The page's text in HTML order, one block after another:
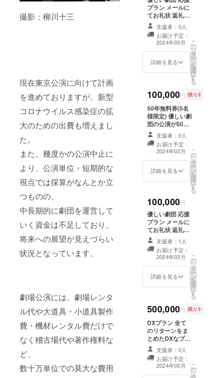
撮影：柳川十三
現在東京公演に向けて計画
を進めておりますが、新型
コロナウイルス感染症の拡
大のための出費も増えまし
た。
また、幾度かの公演中止に
より、公演単位・短期的な
視点では採算がなんとか立
つものの、
中長期的に劇団を運営して
いく資金は不足しており、
将来への展望が見えづらい
状況となっています。
劇場公演には、劇場レンタ
ル代や大道具・小道具製作
費・機材レンタル費だけで
なく稽古場代や著作権料な
ど、
数十万単位での莫大な費用
いたし
ます。
にご相
談の
上、名
古屋か
らの交
担願い
ます。
※2 実施
時期は
お届け
予定の
日程と
は異な
る可能
性がご
ざいま
す。 ※2
実施時
期はお
届け予
定の日
程とは
異なる
可能性
がござ
いま
場合は
CAMPFIREにて
使用されている
ハンドルネーム
を使用させて頂
きますのでご了
承ください。ま
た、特定の人物
を比喩するお名
前や公序良俗に
る事がございま
す。ご注意くだ
さい。
プラン メールに
てお礼状 返礼品
をお届けしない
プランです。
支援者：0人
お届け予定：
2024年03月
詳細を見る
こ
の
リ
タ
ー
ン
を
選
択
す
る
100,000円 残り5
50年無料券(5名
様限定) 優しい劇
団の公演が50年
間(2023年4月1
日から2073年4
月1日まで)無料
で観劇いただけ
ます。毎公演に
つき無料チケッ
ト2枚を提供する
支援者：0人
お届け予定：
2024年03月
詳細を見る
こ
の
リ
タ
ー
ン
を
選
択
す
る
100,000円
優しい劇団 応援
プラン メールに
てお礼状 返礼品
をお届けしない
プランです。
支援者：1人
お届け予定：
2024年03月
詳細を見る
こ
の
リ
タ
ー
ン
を
選
択
す
る
500,000円 残り5
DXプラン 全て
のリターンをま
とめたDXなプラ
ンです。 ◎メー
ルでのお礼状 ◎
劇団員のお礼動
画 ◎短編戯曲集
支援者：0人
お届け予定：
2024年03月
こ
の
リ